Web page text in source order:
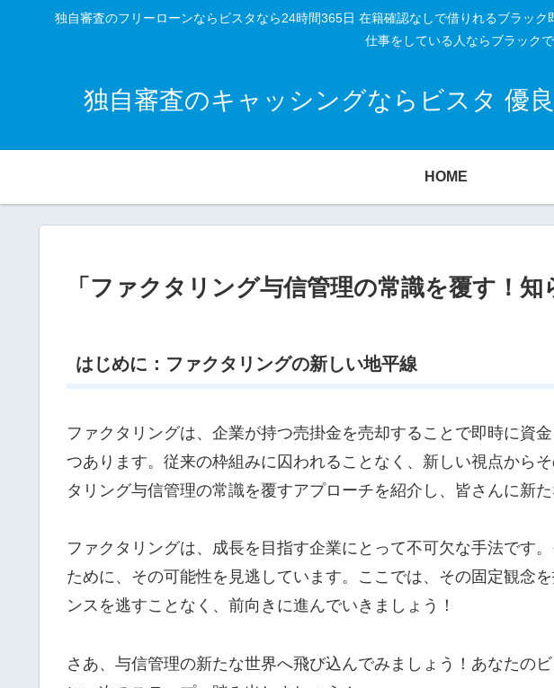
独自審査のフリーローンならビスタなら24時間365日 在籍確認なしで借りれるブラッ
仕事をしている人ならブラック
独自審査のキャッシングならビスタ 優
HOME
「ファクタリング与信管理の常識を覆す！知
はじめに：ファクタリングの新しい地平線
ファクタリングは、企業が持つ売掛金を売却することで即時に資
つあります。従来の枠組みに囚われることなく、新しい視点から
タリング与信管理の常識を覆すアプローチを紹介し、皆さんに新た
ファクタリングは、成長を目指す企業にとって不可欠な手法です
ために、その可能性を見逃しています。ここでは、その固定観念
ンスを逃すことなく、前向きに進んでいきましょう！
さあ、与信管理の新たな世界へ飛び込んでみましょう！あなたの